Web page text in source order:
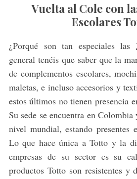
Vuelta al Cole con
Escolares
¿Porqué son tan especiales las
general tenéis que saber que la
de complementos escolares,
maletas, e incluso accesorios y
estos últimos no tienen presencia
Su sede se encuentra en
nivel mundial, estando presentes
Lo que hace única a Totto y la
empresas de su sector es su
productos Totto son resistentes y